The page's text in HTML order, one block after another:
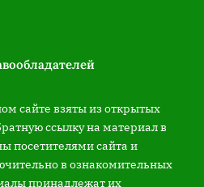
сайте взяты из открытых
ссылку на материал в
посетителями сайта и
в ознакомительных
принадлежат их